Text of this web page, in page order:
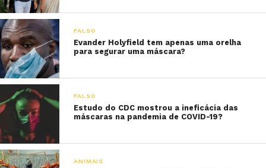
FALSO
Evander Holyfield tem apenas uma orelha
para segurar uma máscara?
FALSO
Estudo do CDC mostrou a ineficácia das
máscaras na pandemia de COVID-19?
ANIMAIS